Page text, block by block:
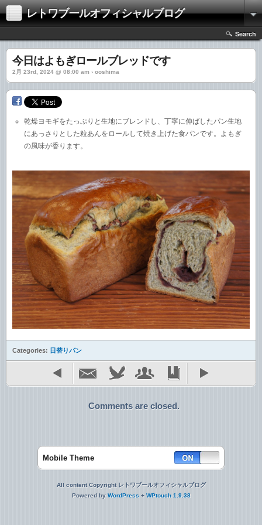
レトワブールオフィシャルブログ
Search
今日はよもぎロールブレッドです
2月 23rd, 2024 @ 08:00 am › ooshima
乾燥ヨモギをたっぷりと生地にブレンドし、丁寧に伸ばしたパン生地
にあっさりとした粒あんをロールして焼き上げた食パンです。よもぎ
の風味が香ります。
Categories: 日替りパン
Comments are closed.
Mobile Theme
All content Copyright レトワブールオフィシャルブログ
Powered by WordPress + WPtouch 1.9.38